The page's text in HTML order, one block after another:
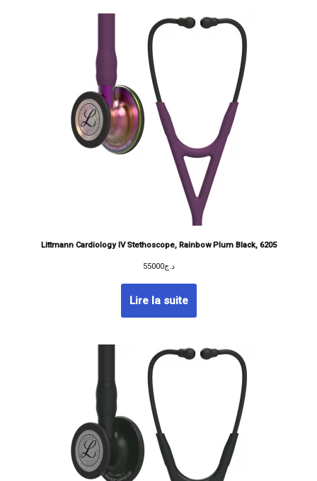
Littmann Cardiology IV Stethoscope, Rainbow Plum Black, 6205
د.ج55000
Lire la suite